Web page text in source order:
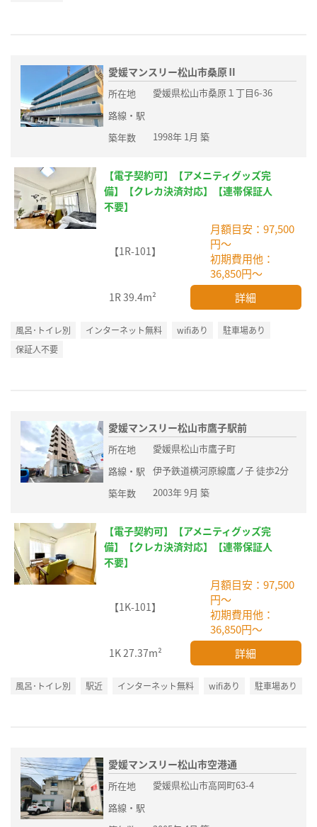
愛媛マンスリー松山市桑原Ⅱ
所在地
愛媛県松山市桑原１丁目6-36
路線・駅
築年数
1998年 1月 築
【電子契約可】【アメニティグッズ完
備】【クレカ決済対応】【連帯保証人
不要】
【1R-101】
月額目安：97,500
円～
初期費用他：
36,850円～
1R39.4m² 詳細
風呂･トイレ別 インターネット無料 wifiあり
駐車場あり
保証人不要
愛媛マンスリー松山市鷹子駅前
所在地
愛媛県松山市鷹子町
路線・駅
伊予鉄道横河原線鷹ノ子 徒歩2分
築年数
2003年 9月 築
【電子契約可】【アメニティグッズ完
備】【クレカ決済対応】【連帯保証人
不要】
【1K-101】
月額目安：97,500
円～
初期費用他：
36,850円～
1K27.37m² 詳細
風呂･トイレ別 駅近 インターネット無料 wifiあり 駐車場あり
愛媛マンスリー松山市空港通
所在地
愛媛県松山市高岡町63-4
路線・駅